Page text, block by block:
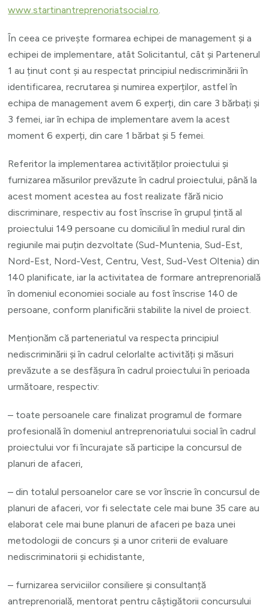
www.startinantreprenoriatsocial.ro.
În ceea ce privește formarea echipei de management și a
echipei de implementare, atât Solicitantul, cât și Partenerul
1 au ținut cont și au respectat principiul nediscriminării în
identificarea, recrutarea și numirea experților, astfel în
echipa de management avem 6 experți, din care 3 bărbați și
3 femei, iar în echipa de implementare avem la acest
moment 6 experți, din care 1 bărbat și 5 femei.
Referitor la implementarea activităților proiectului și
furnizarea măsurilor prevăzute în cadrul proiectului, până la
acest moment acestea au fost realizate fără nicio
discriminare, respectiv au fost înscrise în grupul țintă al
proiectului 149 persoane cu domiciliul în mediul rural din
regiunile mai puțin dezvoltate (Sud-Muntenia, Sud-Est,
Nord-Est, Nord-Vest, Centru, Vest, Sud-Vest Oltenia) din
140 planificate, iar la activitatea de formare antreprenorială
în domeniul economiei sociale au fost înscrise 140 de
persoane, conform planificării stabilite la nivel de proiect.
Menționăm că parteneriatul va respecta principiul
nediscriminării și în cadrul celorlalte activități și măsuri
prevăzute a se desfășura în cadrul proiectului în perioada
următoare, respectiv:
– toate persoanele care finalizat programul de formare
profesională în domeniul antreprenoriatului social în cadrul
proiectului vor fi încurajate să participe la concursul de
planuri de afaceri,
– din totalul persoanelor care se vor înscrie în concursul de
planuri de afaceri, vor fi selectate cele mai bune 35 care au
elaborat cele mai bune planuri de afaceri pe baza unei
metodologii de concurs și a unor criterii de evaluare
nediscriminatorii și echidistante,
– furnizarea serviciilor consiliere și consultanță
antreprenorială, mentorat pentru câștigătorii concursului